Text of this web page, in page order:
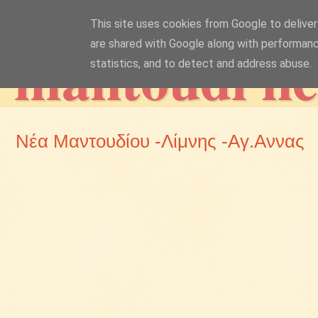
mantoudi
Νέα Μαντουδίου -Λίμνης -Αγ.Αννας
This site uses cookies from Google to
are shared with Google along with
statistics, and to detect and address abuse.